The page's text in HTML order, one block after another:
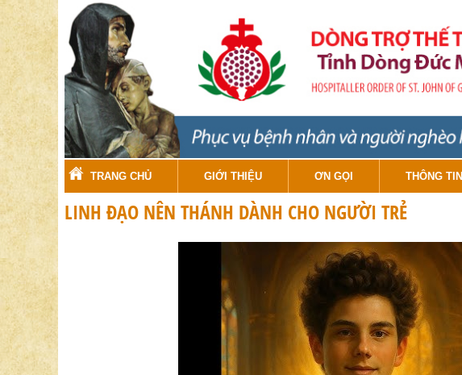
TRANG CHỦ GIỚI THIỆU ƠN GỌI THÔNG TIN
LINH ĐẠO NÊN THÁNH DÀNH CHO NGƯỜI TRẺ